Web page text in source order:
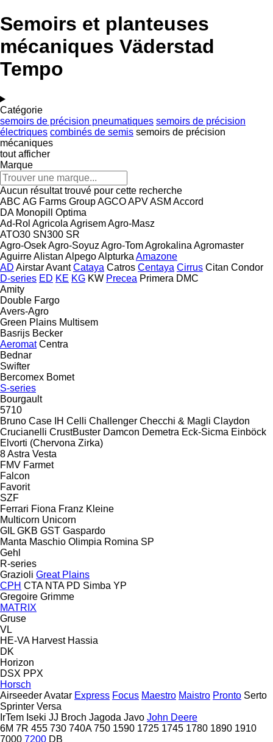
Semoirs et planteuses
mécaniques Väderstad
Tempo
Catégorie
semoirs de précision pneumatiques semoirs de précision
électriques combinés de semis semoirs de précision
mécaniques
tout afficher
Marque
Aucun résultat trouvé pour cette recherche
ABC AG Farms GroupAGCOAPVASM Accord
DA Monopill
Optima
Ad-Rol Agricola AgrisemAgro-Masz
ATO30 SN300 SR
Agro-OsekAgro-Soyuz Agro-TomAgrokalina Agromaster
AguirreAlistan AlpegoAlpturka Amazone
AD AirstarAvant Cataya Catros Centaya Cirrus Citan Condor
D-series ED KE KG KW Precea Primera DMC
Amity
Double Fargo
Avers-Agro
Green Plains Multisem
Basrijs Becker
Aeromat Centra
Bednar
Swifter
Bercomex Bomet
S-series
Bourgault
5710
Bruno Case IH Celli Challenger Checchi & Magli Claydon
Crucianelli CrustBuster Damcon Demetra Eck-Sicma Einböck
Elvorti (Chervona Zirka)
8Astra Vesta
FMV Farmet
Falcon
Favorit
SZF
Ferrari Fiona Franz Kleine
Multicorn Unicorn
GIL GKB GST Gaspardo
Manta Maschio Olimpia Romina SP
Gehl
R-series
Grazioli Great Plains
CPH CTA NTA PD Simba YP
Gregoire Grimme
MATRIX
Gruse
VL
HE-VA Harvest Hassia
DK
Horizon
DSX PPX
Horsch
AirseederAvatar Express Focus Maestro Maistro Pronto Serto
Sprinter Versa
IrTem Iseki JJ Broch Jagoda Javo John Deere
6M 7R 455 730 740A 750 1590 1725 1745 1780 1890 1910
7000 7200 DB